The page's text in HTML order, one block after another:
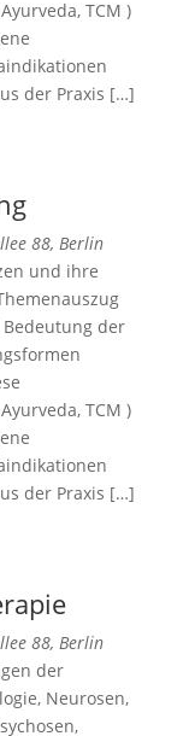
TCM )
der Praxis […]
88, Berlin
und ihre
der
TCM )
der Praxis […]
88, Berlin
der
Neurosen,